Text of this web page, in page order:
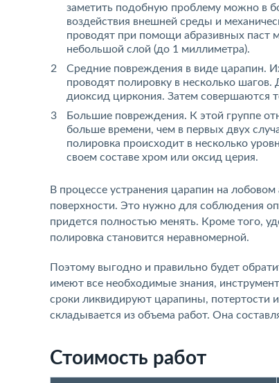
заметить подобную проблему можно в
воздействия внешней среды и
проводят при помощи абразивных паст
небольшой слой (до 1 миллиметра).
Средние повреждения в виде царапин.
проводят полировку в несколько
диоксид циркония. Затем совершаются
Большие повреждения. К этой группе
больше времени, чем в первых двух
полировка происходит в несколько
своем составе хром или оксид церия.
В процессе устранения царапин на
поверхности. Это нужно для соблюдения
придется полностью менять. Кроме того,
полировка становится неравномерной.
Поэтому выгодно и правильно будет
имеют все необходимые знания,
сроки ликвидируют царапины, потертости
складывается из объема работ. Она
Стоимость работ